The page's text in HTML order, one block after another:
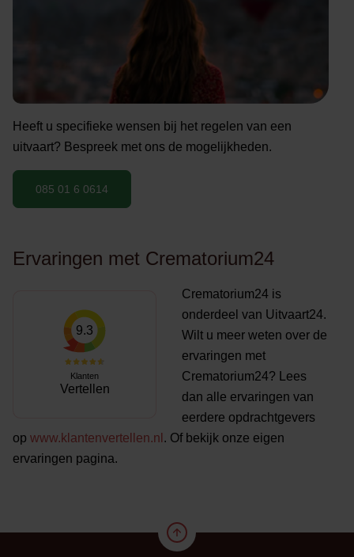
Heeft u specifieke wensen bij het regelen van een
uitvaart? Bespreek met ons de mogelijkheden.
085 01 6 0614
Ervaringen met Crematorium24
9.3
Klanten
Vertellen
Crematorium24 is
onderdeel van Uitvaart24.
Wilt u meer weten over de
ervaringen met
Crematorium24? Lees
dan alle ervaringen van
eerdere opdrachtgevers
op www.klantenvertellen.nl . Of bekijk onze eigen
ervaringen pagina.